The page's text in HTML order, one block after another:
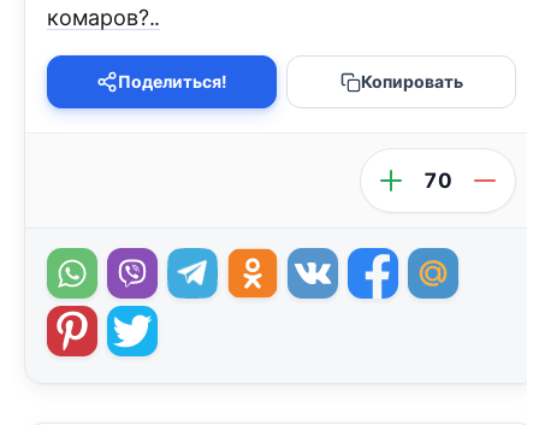
комаров?..
Поделиться! Копировать
70